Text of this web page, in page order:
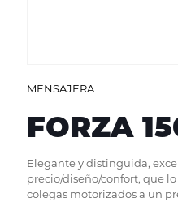
MENSAJERA
FORZA
Elegante y distinguida,
precio/diseño/confort, que
colegas motorizados a un